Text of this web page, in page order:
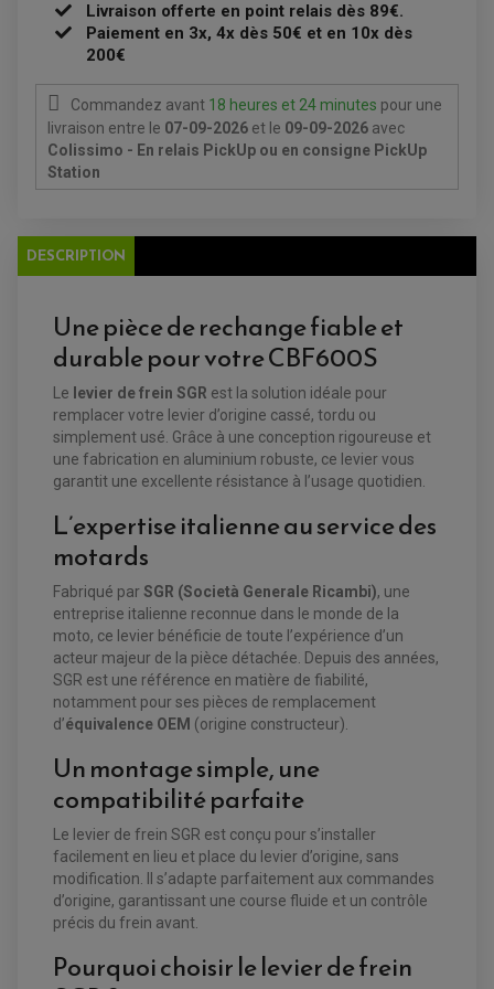
CLIGNOTANT MOTO
CLIGNOTANT TYPE ORIGINE
DÉMARREUR
ECLAIRAGE MOTO
KIT RECONDITIONNEMENT DEMARREUR
POMPE A ESSENCE
REDRESSEUR / REGULATEUR
STATOR
ENTRETIEN MOTO
FILTRE A AIR
FILTRE A HUILE
PRODUIT D'ENTRETIEN
ECLAIRAGE SCOOTER
POMPE A ESSENCE
DISQUE DE FREIN AVANT
ACCESSOIRE + VISSERIE FREINAGE
DISQUE DE FREIN ARRIERE
PLAQUETTE DE FREIN AVANT
PLAQUETTE DE FREIN ARRIERE
MAÎTRE CYLINDRE
EQUIPEMENT ELECTRIQUE QUAD / SSV
ACCESSOIRES ELECTRIQUE QUAD / SSV
BOITIER CDI QUAD ET SSV
CHARGEUR DE BATTERIE QUAD / SSV
CONTACTEUR A CLÉ QUAD
DÉMARREUR
ECLAIRAGE LED / HALOGÈNE
STATOR ET REDRESSEUR / REGULATEUR
VENTILATEUR DE RADIATEUR
EQUIPEMENT FREINAGE QUAD / SSV
DISQUE DE FREIN QUAD / SSV
KIT DURITE DE FREIN QUAD
PLAQUETTES DE FREIN QUAD / SSV
KIT RÉPARATION POMPE A EAU
PIPE D'ADMISSION
DURITE RADIATEUR
PNEUMATIQUE
MOUSSE
Livraison offerte en point relais dès 89€.
Paiement en 3x, 4x dès 50€ et en 10x dès
200€
Commandez avant 18 heures et 24 minutes pour une
livraison entre le 07-09-2026 et le 09-09-2026 avec
Colissimo - En relais PickUp ou en consigne PickUp
Station
DESCRIPTION
Une pièce de rechange fiable et
durable pour votre CBF600S
Le levier de frein SGR est la solution idéale pour
remplacer votre levier d’origine cassé, tordu ou
simplement usé. Grâce à une conception rigoureuse et
une fabrication en aluminium robuste, ce levier vous
garantit une excellente résistance à l’usage quotidien.
L’expertise italienne au service des
motards
Fabriqué parSGR (Società Generale Ricambi), une
entreprise italienne reconnue dans le monde de la
moto, ce levier bénéficie de toute l’expérience d’un
acteur majeur de la pièce détachée. Depuis des années,
SGR est une référence en matière de fiabilité,
notamment pour ses pièces de remplacement
d’équivalence OEM (origine constructeur).
Un montage simple, une
compatibilité parfaite
Le levier de frein SGR est conçu pour s’installer
facilement en lieu et place du levier d’origine, sans
modification. Il s’adapte parfaitement aux commandes
d’origine, garantissant une course fluide et un contrôle
précis du frein avant.
Pourquoi choisir le levier de frein